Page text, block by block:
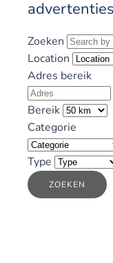
advertenties
Zoeken
Location
Adres bereik
Bereik
Categorie
Type
ZOEKEN